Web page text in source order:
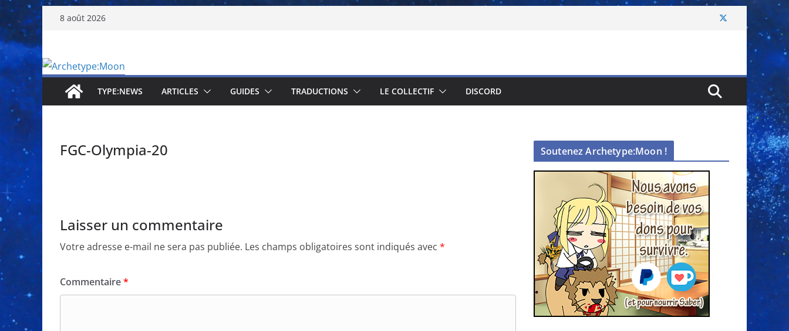
Passer
contenu
8 août 2026
TYPE:NEWS ARTICLES GUIDES TRADUCTIONS LE COLLECTIF DISCORD
FGC-Olympia-20
Laisser un commentaire
Votre adresse e-mail ne sera pas publiée. Les champs obligatoires sont indiqués avec *
Commentaire*
Soutenez Archetype:Moon !